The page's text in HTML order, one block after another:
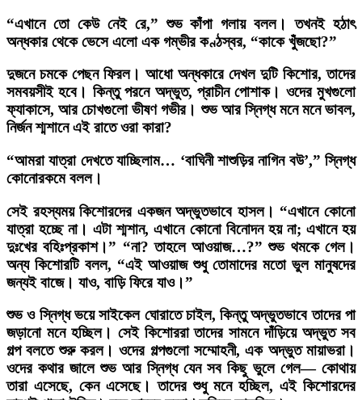
“এখানে তো কেউ নেই রে,” শুভ কাঁপা গলায় বলল। তখনই হঠাৎ
অন্ধকার থেকে ভেসে এলো এক গম্ভীর কণ্ঠস্বর, “কাকে খুঁজছো?”
দুজনে চমকে পেছন ফিরল। আধো অন্ধকারে দেখল দুটি কিশোর, তাদের
সমবয়সীই হবে। কিন্তু পরনে অদ্ভুত, প্রাচীন পোশাক। ওদের মুখগুলো
ফ্যাকাসে, আর চোখগুলো ভীষণ গভীর। শুভ আর স্নিগ্ধ মনে মনে ভাবল,
নির্জন শ্মশানে এই রাতেওরা কারা?
“আমরা যাত্রা দেখতে যাচ্ছিলাম… ‘বাঘিনী শাশুড়ির নাগিন বউ’,” স্নিগ্ধ
কোনোরকমে বলল।
সেই রহস্যময় কিশোরদের একজন অদ্ভুতভাবে হাসল। “এখানে কোনো
যাত্রা হচ্ছে না। এটা শ্মশান, এখানে কোনো বিনোদন হয় না; এখানে হয়
দুঃখের বহিঃপ্রকাশ।” “না? তাহলে আওয়াজ…?” শুভ থমকে গেল।
অন্য কিশোরটি বলল, “এই আওয়াজ শুধু তোমাদের মতো ভুল মানুষদের
জন্যই বাজে। যাও, বাড়ি ফিরে যাও।”
শুভ ও স্নিগ্ধ ভয়ে সাইকেল ঘোরাতে চাইল, কিন্তু অদ্ভুতভাবে তাদের পা
জড়ানো মনে হচ্ছিল। সেই কিশোররা তাদের সামনে দাঁড়িয়ে অদ্ভুত সব
গল্প বলতে শুরু করল। ওদের গল্পগুলো সম্মোহনী, এক অদ্ভুত মায়াভরা।
ওদের কথার জালে শুভ আর স্নিগ্ধ যেন সব কিছু ভুলে গেল— কোথায়
তারা এসেছে, কেন এসেছে। তাদের শুধু মনে হচ্ছিল, এই কিশোরদের